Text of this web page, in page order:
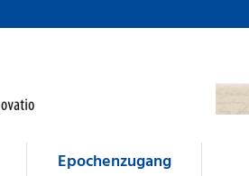
Epochenzugang